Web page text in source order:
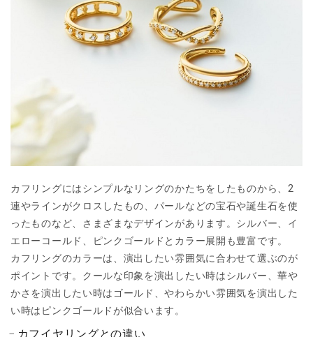
カフリングにはシンプルなリングのかたちをしたものから、2
連やラインがクロスしたもの、パールなどの宝石や誕生石を使
ったものなど、さまざまなデザインがあります。シルバー、イ
エローコールド、ピンクゴールドとカラー展開も豊富です。
カフリングのカラーは、演出したい雰囲気に合わせて選ぶのが
ポイントです。クールな印象を演出したい時はシルバー、華や
かさを演出したい時はゴールド、やわらかい雰囲気を演出した
い時はピンクゴールドが似合います。
カフイヤリングとの違い